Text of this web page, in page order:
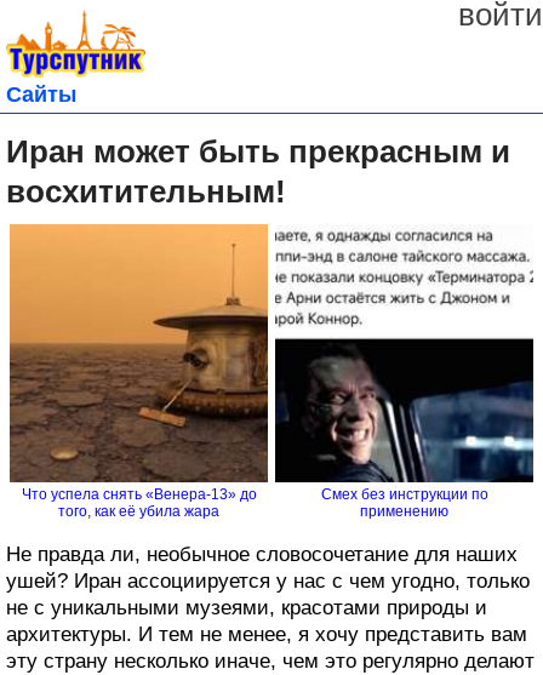
войти
Сайты
Иран может быть прекрасным и
восхитительным!
Что успела снять «Венера-13» до
того, как её убила жара
Смех без инструкции по
применению
Не правда ли, необычное словосочетание для наших
ушей? Иран ассоциируется у нас с чем угодно, только
не с уникальными музеями, красотами природы и
архитектуры. И тем не менее, я хочу представить вам
эту страну несколько иначе, чем это регулярно делают